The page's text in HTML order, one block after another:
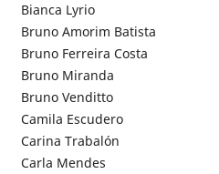
Bianca Lyrio
Bruno Amorim Batista
Bruno Ferreira Costa
Bruno Miranda
Bruno Venditto
Camila Escudero
Carina Trabalón
Carla Mendes